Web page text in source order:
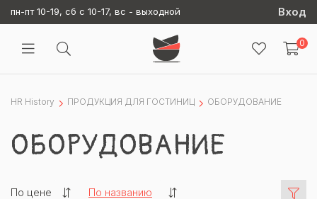
пн-пт 10-19, сб с 10-17, вс - выходной Вход
0
HR History ПРОДУКЦИЯ ДЛЯ ГОСТИНИЦ ОБОРУДОВАНИЕ
ОБОРУДОВАНИЕ